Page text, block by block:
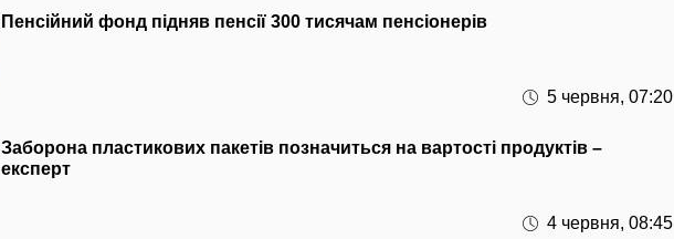
Пенсійний фонд підняв пенсії 300 тисячам пенсіонерів
5 червня, 07:20
Заборона пластикових пакетів позначиться на вартості продуктів –
експерт
4 червня, 08:45